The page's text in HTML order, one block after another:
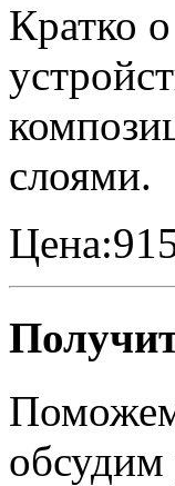
Кратко
слоями.
Цена:
Поможем
обсудим